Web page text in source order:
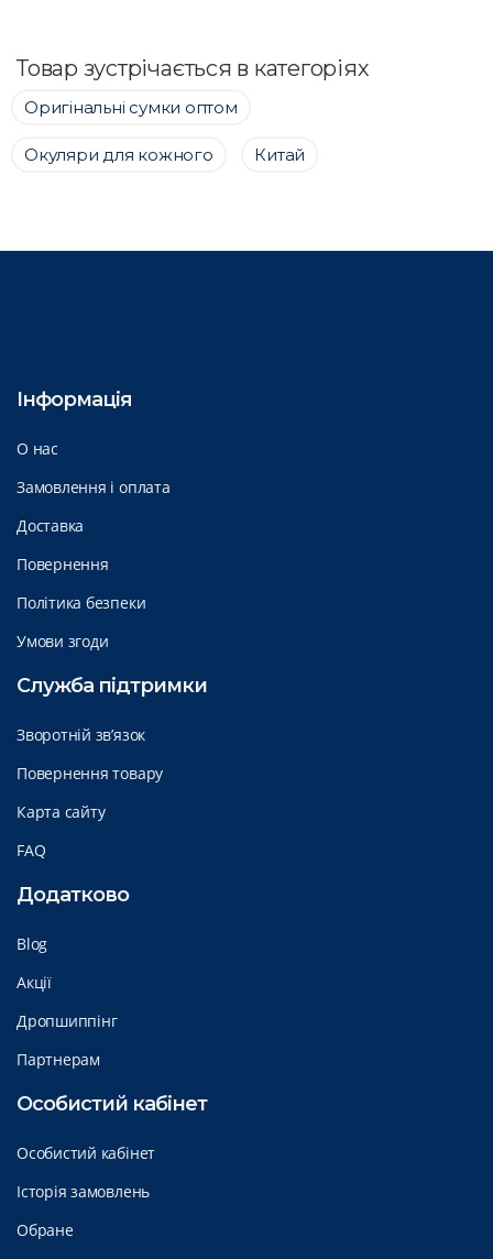
Товар зустрічається в категоріях
Оригінальні сумки оптом
Окуляри для кожного Китай
Інформація
О нас
Замовлення і оплата
Доставка
Повернення
Політика безпеки
Умови згоди
Служба підтримки
Зворотній зв’язок
Повернення товару
Карта сайту
FAQ
Додатково
Blog
Акції
Дропшиппінг
Партнерам
Особистий кабінет
Особистий кабінет
Історія замовлень
Обране